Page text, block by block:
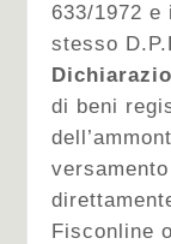
633/1972 e i
stesso
di beni
versamento
Fisconline